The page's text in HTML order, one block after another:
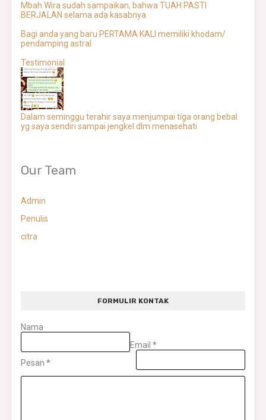
Mbah Wira sudah sampaikan, bahwa TUAH PASTI
BERJALAN selama ada kasabnya
Bagi anda yang baru PERTAMA KALI memiliki khodam/
pendamping astral
Testimonial
Dalam seminggu terahir saya menjumpai tiga orang bebal
yg saya sendiri sampai jengkel dlm menasehati
Our Team
Admin
Penulis
citra
FORMULIR KONTAK
Nama
Email *
Pesan *